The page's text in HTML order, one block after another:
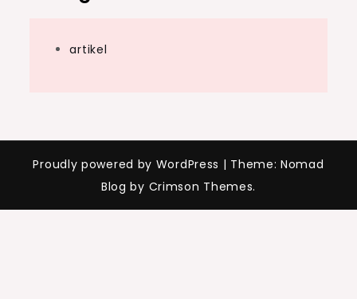
artikel
Proudly powered by WordPress | Theme: Nomad
Blog by Crimson Themes.